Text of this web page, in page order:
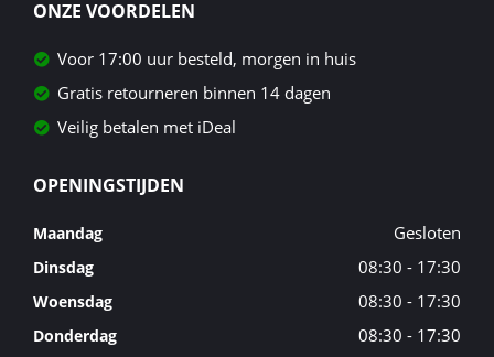
ONZE VOORDELEN
Voor 17:00 uur besteld, morgen in huis
Gratis retourneren binnen 14 dagen
Veilig betalen met iDeal
OPENINGSTIJDEN
Maandag Gesloten
Dinsdag 08:30 - 17:30
Woensdag 08:30 - 17:30
Donderdag 08:30 - 17:30